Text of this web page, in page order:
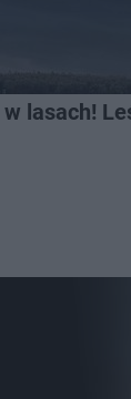
lasach!